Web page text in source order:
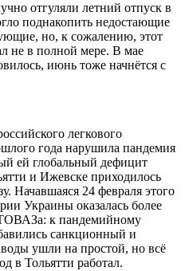
отгуляли летний отпуск в
поднакопить недостающие
но, к сожалению, этот
не в полной мере. В мае
июнь тоже начнётся с
легкового
года нарушила пандемия
ей глобальный дефицит
и Ижевске приходилось
Начавшаяся 24 февраля этого
Украины оказалась более
к пандемийному
санкционный и
ушли на простой, но всё
в Тольятти работал.